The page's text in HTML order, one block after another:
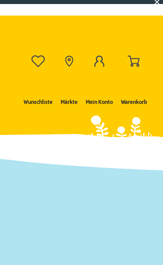
Wunschliste Märkte Mein Konto Warenkorb